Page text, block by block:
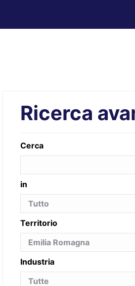
Ricerca
Cerca
in
Territorio
Industria